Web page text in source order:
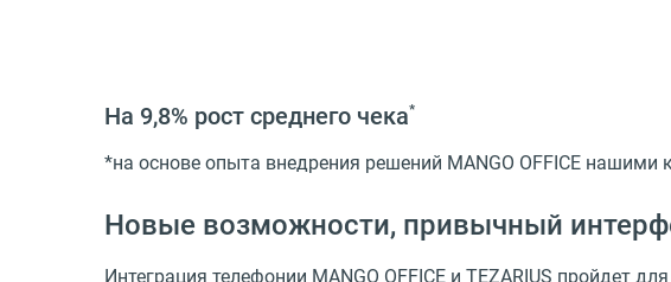
На 9,8% рост среднего чека*
*на основе опыта внедрения решений MANGO OFFICE нашими
Новые возможности, привычный
Интеграция телефонии MANGO OFFICE и TEZARIUS пройдет